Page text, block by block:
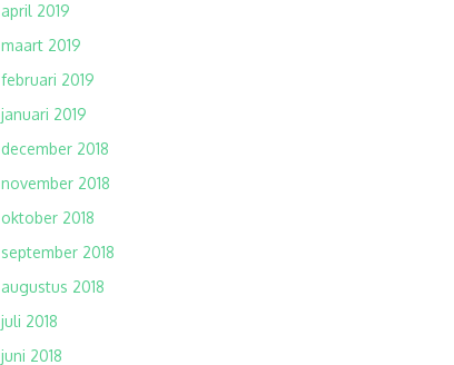
april 2019
maart 2019
februari 2019
januari 2019
december 2018
november 2018
oktober 2018
september 2018
augustus 2018
juli 2018
juni 2018